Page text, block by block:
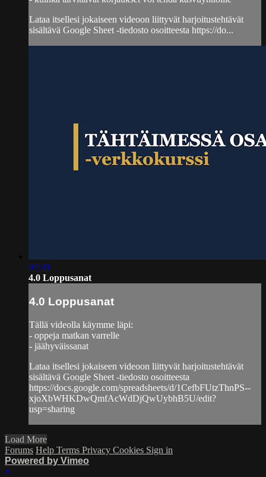
Lataa itsellesi jokaiseen videoon liittyvät harjoitustehtävät
sisältävä Google Sheet -tiedosto osoitteesta https://do...
07:39
4.0 Loppusanat
4.0 Loppusanat
Tällä videolla käymme läpi:
- oppeja matkan varrelle
- jäähyväissanat
Lataa itsellesi jokaiseen videoon liittyvät harjoitustehtävät
sisältävä Google Sheet -tiedosto osoitteesta
https://docs.google.com/spreadsheets/d/1CefbFUtzThnPS--
xjoXbWHKDwQmfAcWdDjQwUybhB5U/edit?
usp=sharing
Load More
Forums Help Terms Privacy Cookies Sign in
Powered by Vimeo
×